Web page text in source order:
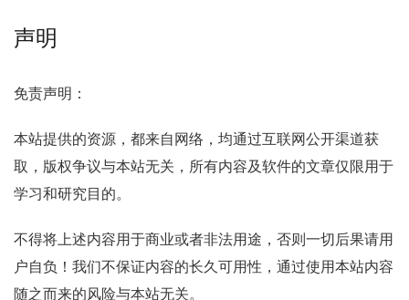
声明
免责声明：
本站提供的资源，都来自网络，均通过互联网公开渠道获
取，版权争议与本站无关，所有内容及软件的文章仅限用于
学习和研究目的。
不得将上述内容用于商业或者非法用途，否则一切后果请用
户自负！我们不保证内容的长久可用性，通过使用本站内容
随之而来的风险与本站无关。